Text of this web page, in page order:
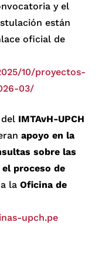
y el
están
oficial de
10/proyectos-
03/
IMTAvH-UPCH
apoyo en la
sobre las
proceso de
a laOficina de
upch.pe